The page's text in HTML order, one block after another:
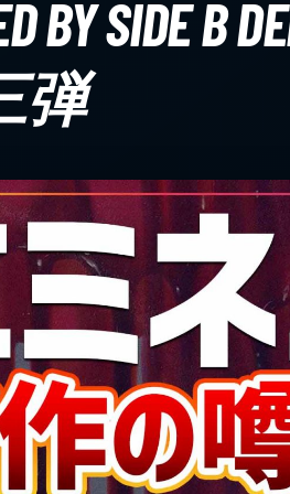
BY SIDE B
弾